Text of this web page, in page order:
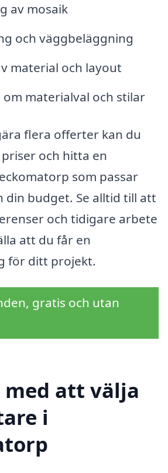
av mosaik
och väggbeläggning
material och layout
om materialval och stilar
flera offerter kan du
och hitta en
som passar
din budget. Se alltid till att
och tidigare arbete
att du får en
för ditt projekt.
gratis och utan
med att välja
i